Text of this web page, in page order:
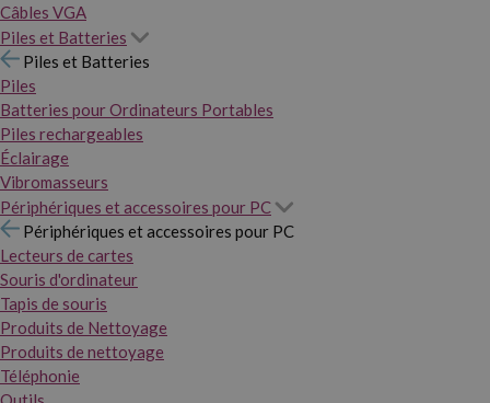
Câbles VGA
Piles et Batteries
Piles et Batteries
Piles
Batteries pour Ordinateurs Portables
Piles rechargeables
Éclairage
Vibromasseurs
Périphériques et accessoires pour PC
Périphériques et accessoires pour PC
Lecteurs de cartes
Souris d'ordinateur
Tapis de souris
Produits de Nettoyage
Produits de nettoyage
Téléphonie